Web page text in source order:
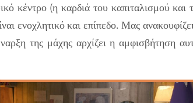
κέντρο (η καρδιά του καπιταλισμού
ενοχλητικό και επίπεδο. Μας
της μάχης αρχίζει η αμφισβήτηση